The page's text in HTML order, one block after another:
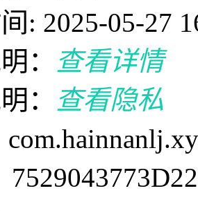
: 2025-05-27
：
查看详情
：
查看隐私